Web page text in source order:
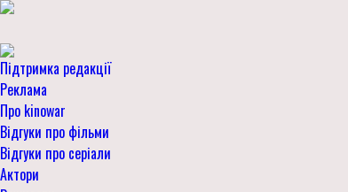
Підтримка редакції
Реклама
Про kinowar
Відгуки про фільми
Відгуки про серіали
Актори